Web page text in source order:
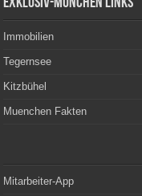
Immobilien
Tegernsee
Kitzbühel
Muenchen Fakten
Mitarbeiter-App